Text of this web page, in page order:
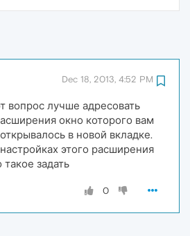
Dec 18, 2013, 4:52 PM
вопрос лучше адресовать
окно которого вам
в новой вкладке.
этого расширения
задать
0